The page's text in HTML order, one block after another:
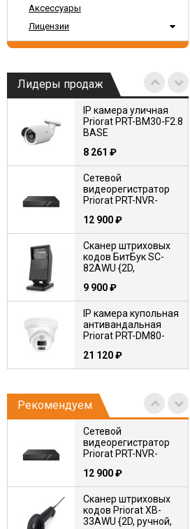
Аксессуары
Лицензии
Лидеры продаж
IP камера уличная
Priorat PRT-BM30-F2.8
BASE
8 261 ₽
Сетевой
видеорегистратор
Priorat PRT-NVR-
12 900₽
Сканер штриховых
кодов БитБук SC-
82AWU {2D,
проводной, USB-
HID+USB-VCOM}
9 900₽
IP камера купольная
антивандальная
Priorat PRT-DM80-
21 120₽
кодов Priorat XB-
33ABH {2D, ручной,
беспроводной, USB-
HID+USB-VCOM}
4 400₽
Коммутатор PoE
PRIORAT PRT-SF-
1226P
24 900₽
Коммутатор PoE
Рекомендуем
Сетевой
видеорегистратор
Priorat PRT-NVR-
12 900₽
Сканер штриховых
кодов Priorat XB-
33AWU {2D, ручной,